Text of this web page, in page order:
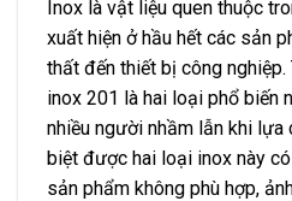
Inox là vật liệu quen thuộc
xuất hiện ở hầu hết các sản
thất đến thiết bị công
inox 201 là hai loại phổ biến
nhiều người nhầm lẫn khi lựa
biệt được hai loại inox này
sản phẩm không phù hợp,